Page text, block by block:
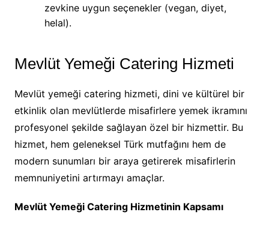
zevkine uygun seçenekler (vegan, diyet,
helal).
Mevlüt Yemeği Catering Hizmeti
Mevlüt yemeği catering hizmeti, dini ve kültürel bir
etkinlik olan mevlütlerde misafirlere yemek ikramını
profesyonel şekilde sağlayan özel bir hizmettir. Bu
hizmet, hem geleneksel Türk mutfağını hem de
modern sunumları bir araya getirerek misafirlerin
memnuniyetini artırmayı amaçlar.
Mevlüt Yemeği Catering Hizmetinin Kapsamı